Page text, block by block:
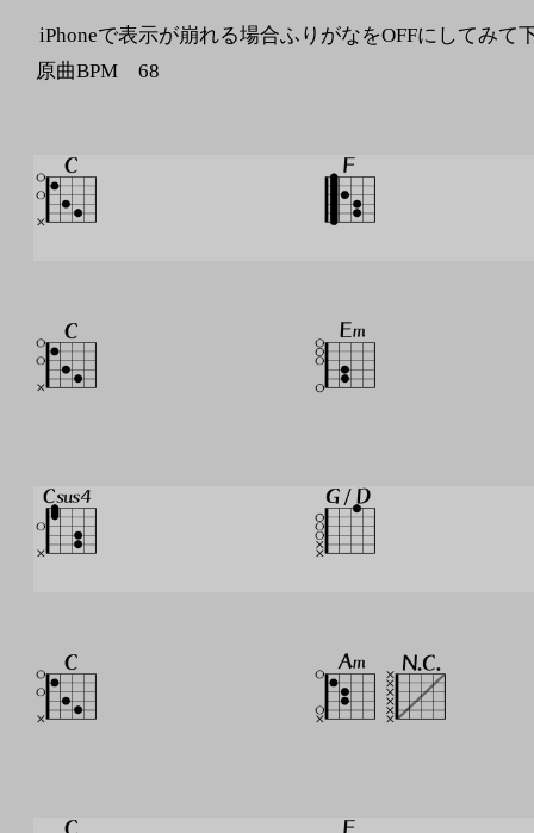
iPhoneで表示が崩れる場合ふりがなをOFFにしてみて
原曲BPM 68